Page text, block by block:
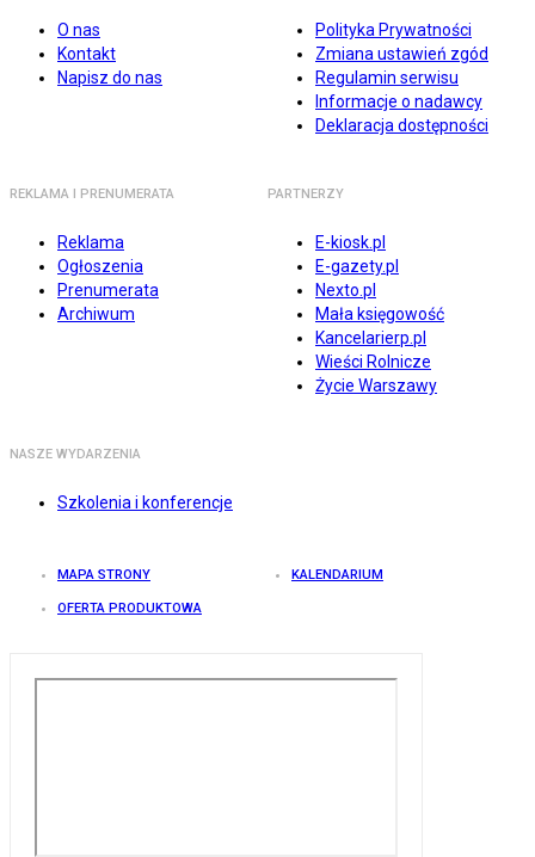
O nas
Kontakt
Napisz do nas
Polityka Prywatności
Zmiana ustawień zgód
Regulamin serwisu
Informacje o nadawcy
Deklaracja dostępności
REKLAMA I PRENUMERATA
Reklama
Ogłoszenia
Prenumerata
Archiwum
PARTNERZY
E-kiosk.pl
E-gazety.pl
Nexto.pl
Mała księgowość
Kancelarierp.pl
Wieści Rolnicze
Życie Warszawy
NASZE WYDARZENIA
Szkolenia i konferencje
MAPA STRONY KALENDARIUM
OFERTA PRODUKTOWA